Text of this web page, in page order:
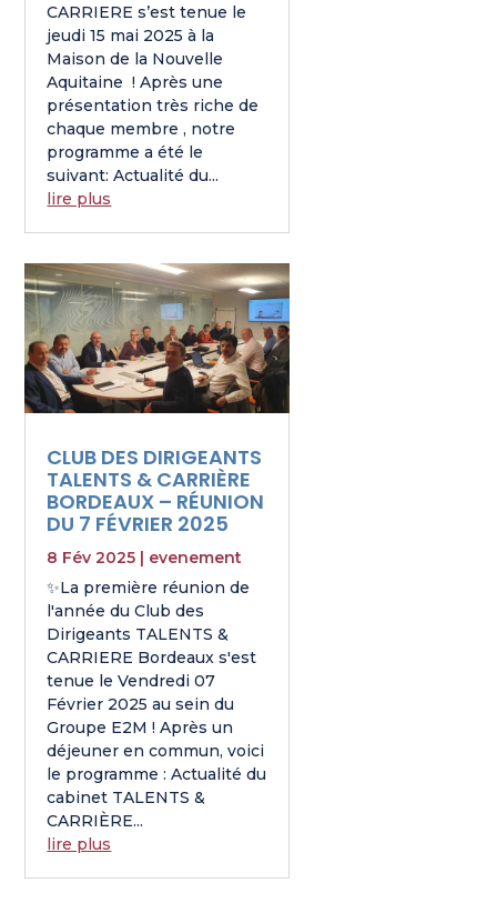
CARRIERE s’est tenue le
jeudi 15 mai 2025 à la
Maison de la Nouvelle
Aquitaine ! Après une
présentation très riche de
chaque membre , notre
programme a été le
suivant: Actualité du...
lire plus
CLUB DES DIRIGEANTS
TALENTS & CARRIÈRE
BORDEAUX – RÉUNION
DU 7 FÉVRIER 2025
8 Fév 2025 | evenement
✨La première réunion de
l'année du Club des
Dirigeants TALENTS &
CARRIERE Bordeaux s'est
tenue le Vendredi 07
Février 2025 au sein du
Groupe E2M ! Après un
déjeuner en commun, voici
le programme : Actualité du
cabinet TALENTS &
CARRIÈRE...
lire plus